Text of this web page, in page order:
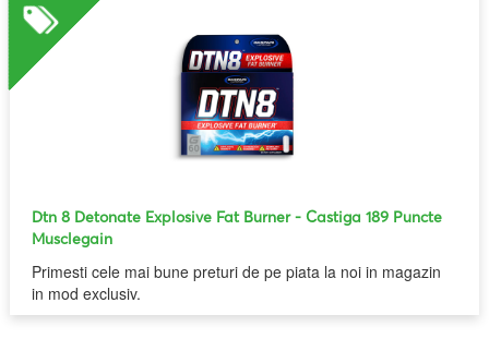
Dtn 8 Detonate Explosive Fat Burner- Castiga 189 Puncte
Musclegain
Primesti cele mai bune preturi de pe piata la noi in magazin
in mod exclusiv.